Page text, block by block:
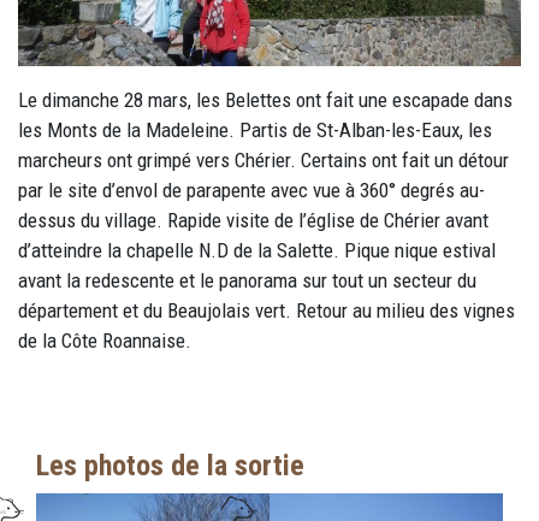
Le dimanche 28 mars, les Belettes ont fait une escapade dans
les Monts de la Madeleine. Partis de St-Alban-les-Eaux, les
marcheurs ont grimpé vers Chérier. Certains ont fait un détour
par le site d’envol de parapente avec vue à 360° degrés au-
dessus du village. Rapide visite de l’église de Chérier avant
d’atteindre la chapelle N.D de la Salette. Pique nique estival
avant la redescente et le panorama sur tout un secteur du
département et du Beaujolais vert. Retour au milieu des vignes
de la Côte Roannaise.
Les photos de la sortie